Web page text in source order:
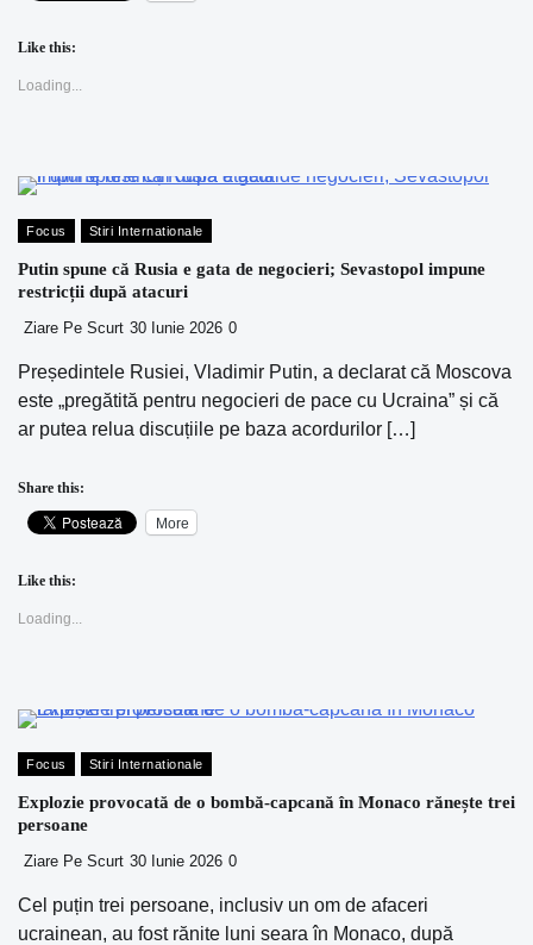
Like this:
Loading...
Focus Stiri Internationale
Putin spune că Rusia e gata de negocieri; Sevastopol impune
restricții după atacuri
Ziare Pe Scurt 30 Iunie 2026 0
Președintele Rusiei, Vladimir Putin, a declarat că Moscova
este „pregătită pentru negocieri de pace cu Ucraina” și că
ar putea relua discuțiile pe baza acordurilor […]
Share this:
More
Like this:
Loading...
Focus Stiri Internationale
Explozie provocată de o bombă-capcană în Monaco rănește trei
persoane
Ziare Pe Scurt 30 Iunie 2026 0
Cel puțin trei persoane, inclusiv un om de afaceri
ucrainean, au fost rănite luni seara în Monaco, după